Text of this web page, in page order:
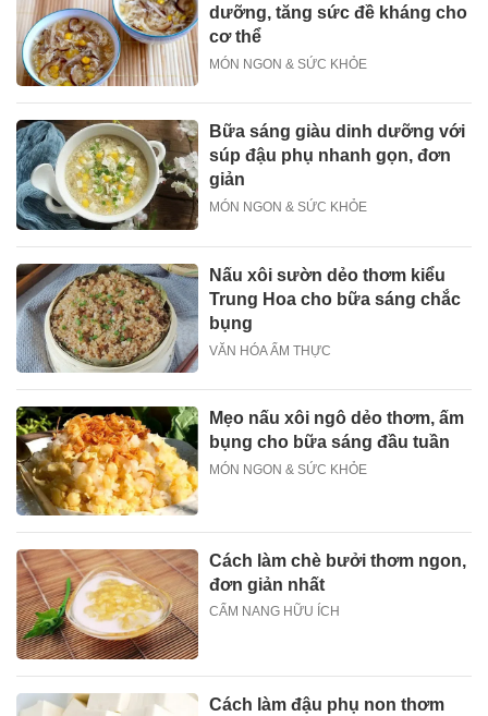
dưỡng, tăng sức đề kháng cho
cơ thể
MÓN NGON & SỨC KHỎE
Bữa sáng giàu dinh dưỡng với
súp đậu phụ nhanh gọn, đơn
giản
MÓN NGON & SỨC KHỎE
Nấu xôi sườn dẻo thơm kiểu
Trung Hoa cho bữa sáng chắc
bụng
VĂN HÓA ẨM THỰC
Mẹo nấu xôi ngô dẻo thơm, ấm
bụng cho bữa sáng đầu tuần
MÓN NGON & SỨC KHỎE
Cách làm chè bưởi thơm ngon,
đơn giản nhất
CẨM NANG HỮU ÍCH
Cách làm đậu phụ non thơm